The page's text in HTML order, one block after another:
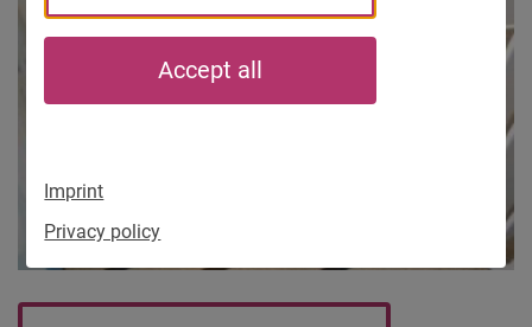
Accept all
Imprint
Privacy policy